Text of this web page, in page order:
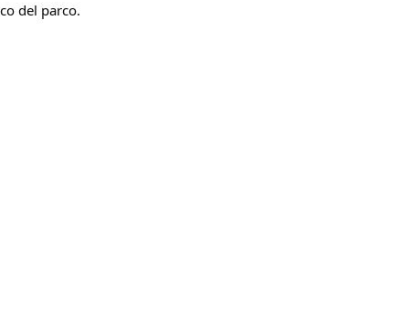
del parco.